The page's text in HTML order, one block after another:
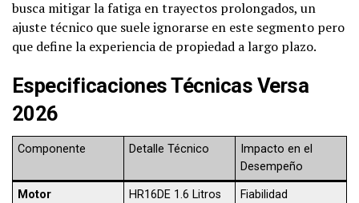
busca mitigar la fatiga en trayectos prolongados, un
ajuste técnico que suele ignorarse en este segmento pero
que define la experiencia de propiedad a largo plazo.
Especificaciones Técnicas Versa
2026
Componente Detalle Técnico
Impacto en el
Desempeño
Motor HR16DE 1.6 Litros Fiabilidad